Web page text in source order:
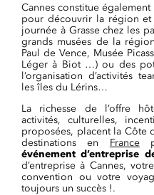
Cannes constitue
pour découvrir la région et
journée à Grasse chez les
grands musées de la
Paul de Vence, Musée
Léger à Biot …) ou des
l’organisation d’activités
les îles du Lérins…
La richesse de l’offre
activités, culturelles,
proposées, placent la Côte
destinations en France
événement d’entreprise
d’entreprise à Cannes,
convention ou votre
toujours un succès !.